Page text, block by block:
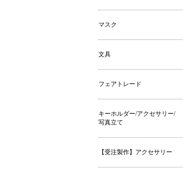
マスク
文具
フェアトレード
キーホルダー/アクセサリー/
写真立て
【受注製作】アクセサリー